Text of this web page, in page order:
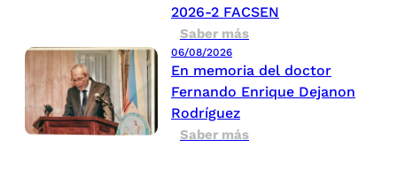
2026-2 FACSEN
Saber más
06/08/2026
En memoria del doctor
Fernando Enrique Dejanon
Rodríguez
Saber más